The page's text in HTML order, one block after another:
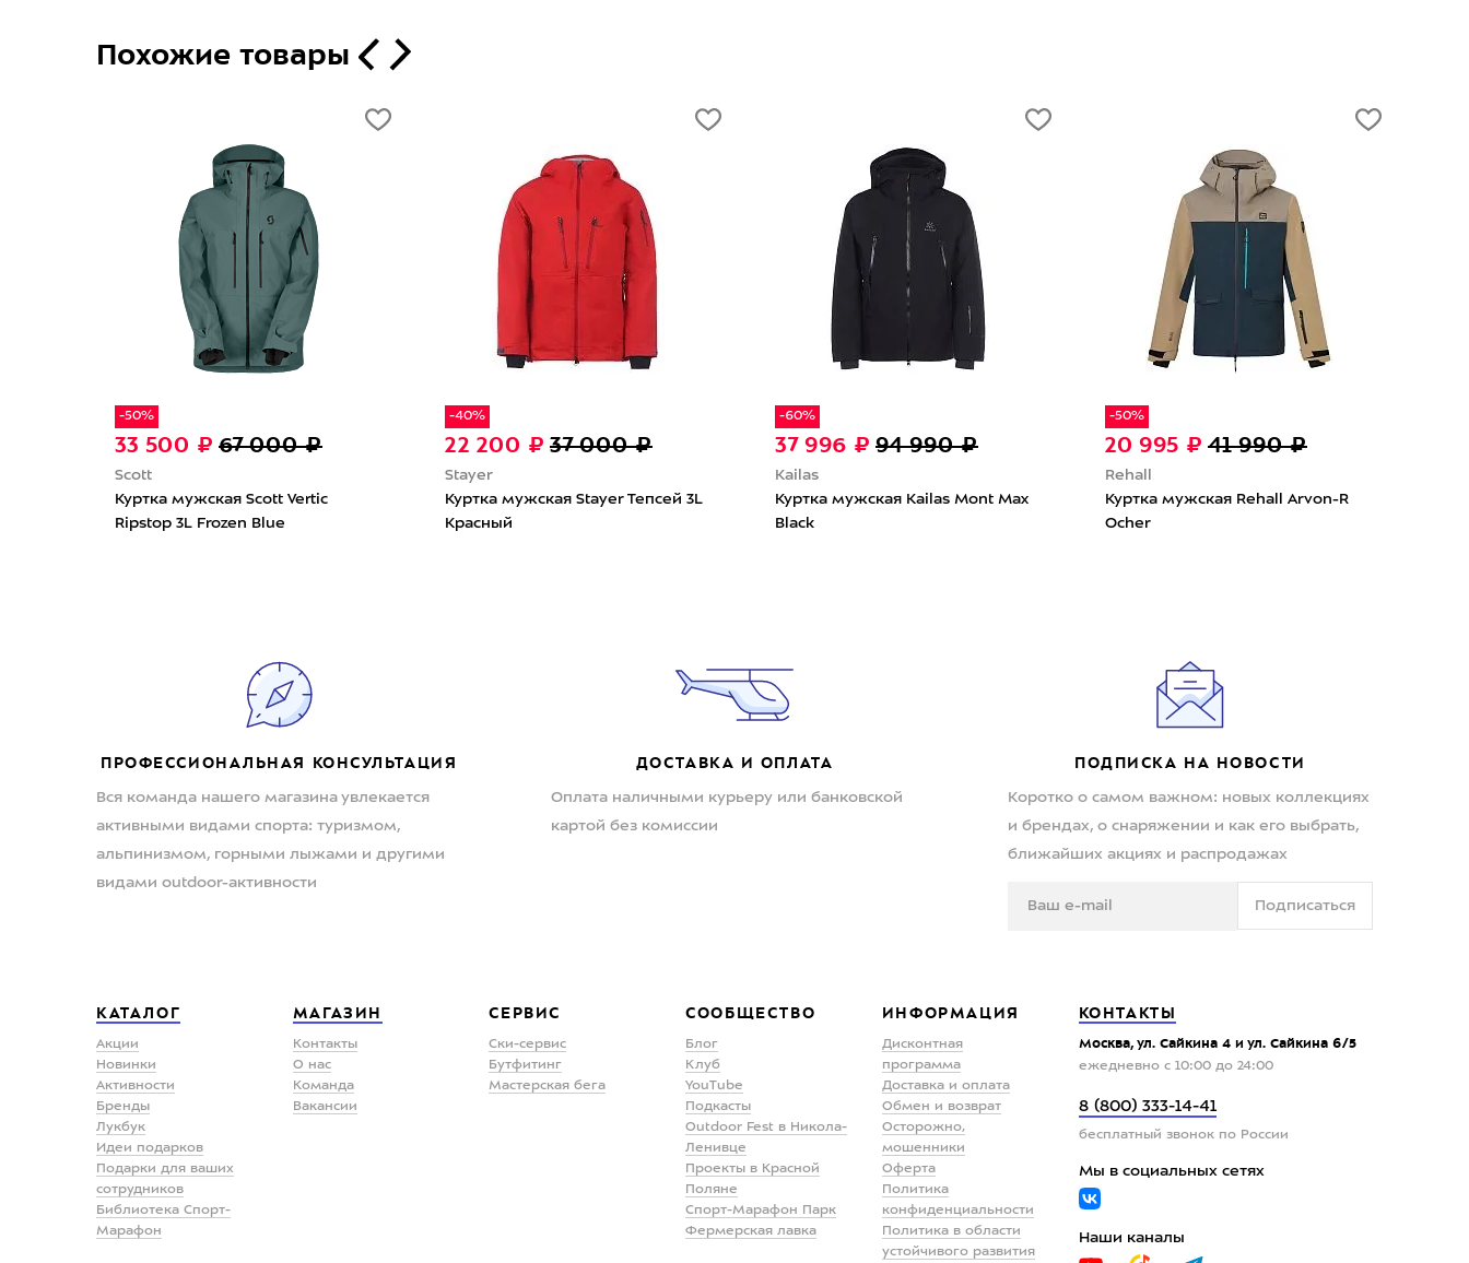
Похожие товары
-50%
33 500 ₽ 67 000 ₽
Scott
Куртка мужская Scott Vertic
Ripstop 3L Frozen Blue
-40%
22 200 ₽ 37 000 ₽
Stayer
Куртка мужская Stayer Тепсей 3L
Красный
-60%
37 996 ₽ 94 990 ₽
Kailas
Куртка мужская Kailas Mont Max
Black
-50%
20 995 ₽ 41 990 ₽
Rehall
Куртка мужская Rehall Arvon-R
Ocher
ПРОФЕССИОНАЛЬНАЯ КОНСУЛЬТАЦИЯ
Вся команда нашего магазина увлекается
активными видами спорта: туризмом,
альпинизмом, горными лыжами и другими
видами outdoor-активности
ДОСТАВКА И ОПЛАТА
Оплата наличными курьеру или банковской
картой без комиссии
ПОДПИСКА НА НОВОСТИ
Коротко о самом важном: новых коллекциях
и брендах, о снаряжении и как его выбрать,
ближайших акциях и распродажах
Подписаться
КАТАЛОГ
Акции
Новинки
Активности
Бренды
Лукбук
Идеи подарков
Подарки для ваших
сотрудников
Библиотека Спорт-
Марафон
МАГАЗИН
Контакты
О нас
Команда
Вакансии
СЕРВИС
Ски-сервис
Бутфитинг
Мастерская бега
СООБЩЕСТВО
Блог
Клуб
YouTube
Подкасты
Outdoor Fest в Никола-
Ленивце
Проекты в Красной
Поляне
Спорт-Марафон Парк
Фермерская лавка
ИНФОРМАЦИЯ
Дисконтная
программа
Доставка и оплата
Обмен и возврат
Осторожно,
мошенники
Оферта
Политика
конфиденциальности
Политика в области
устойчивого развития
КОНТАКТЫ
Москва, ул. Сайкина 4 и ул. Сайкина 6/5
ежедневно с 10:00 до 24:00
8 (800) 333-14-41
бесплатный звонок по России
Мы в социальных сетях
Наши каналы